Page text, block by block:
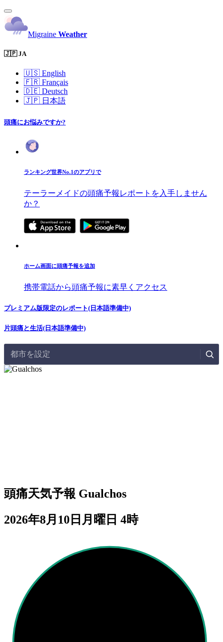
Migraine Weather
🇯🇵 JA
🇺🇸 English
🇫🇷 Français
🇩🇪 Deutsch
🇯🇵 日本語
頭痛にお悩みですか?
ランキング世界No.1のアプリで
テーラーメイドの頭痛予報レポートを入手しません
か？
ホーム画面に頭痛予報を追加
携帯電話から頭痛予報に素早くアクセス
プレミアム版限定のレポート(日本語準備中)
片頭痛と生活(日本語準備中)
都市を設定
頭痛天気予報 Gualchos
2026年8月10日月曜日 4時